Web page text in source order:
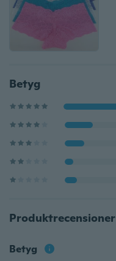
Betyg
Produktrecensioner
Betyg